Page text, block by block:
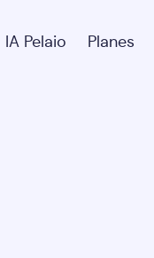
IA Pelaio Planes